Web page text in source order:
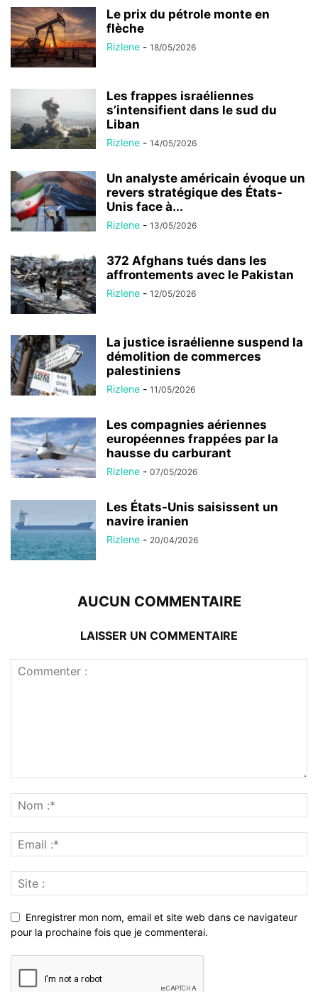
Le prix du pétrole monte en
flèche
Rizlene - 18/05/2026
Les frappes israéliennes
s’intensifient dans le sud du
Liban
Rizlene - 14/05/2026
Un analyste américain évoque un
revers stratégique des États-
Unis face à...
Rizlene - 13/05/2026
372 Afghans tués dans les
affrontements avec le Pakistan
Rizlene - 12/05/2026
La justice israélienne suspend la
démolition de commerces
palestiniens
Rizlene - 11/05/2026
Les compagnies aériennes
européennes frappées par la
hausse du carburant
Rizlene - 07/05/2026
Les États-Unis saisissent un
navire iranien
Rizlene - 20/04/2026
AUCUN COMMENTAIRE
LAISSER UN COMMENTAIRE
Enregistrer mon nom, email et site web dans ce navigateur
pour la prochaine fois que je commenterai.